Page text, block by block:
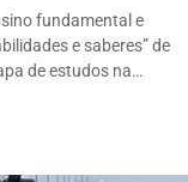
fundamental e
e saberes” de
de estudos na